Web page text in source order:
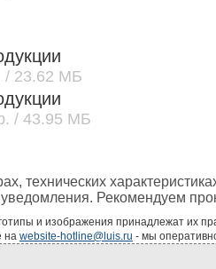
/ 23.62 МБ
/ 43.95 МБ
технических
Рекомендуем
и изображения принадлежат их
на website-hotline@luis.ru - мы